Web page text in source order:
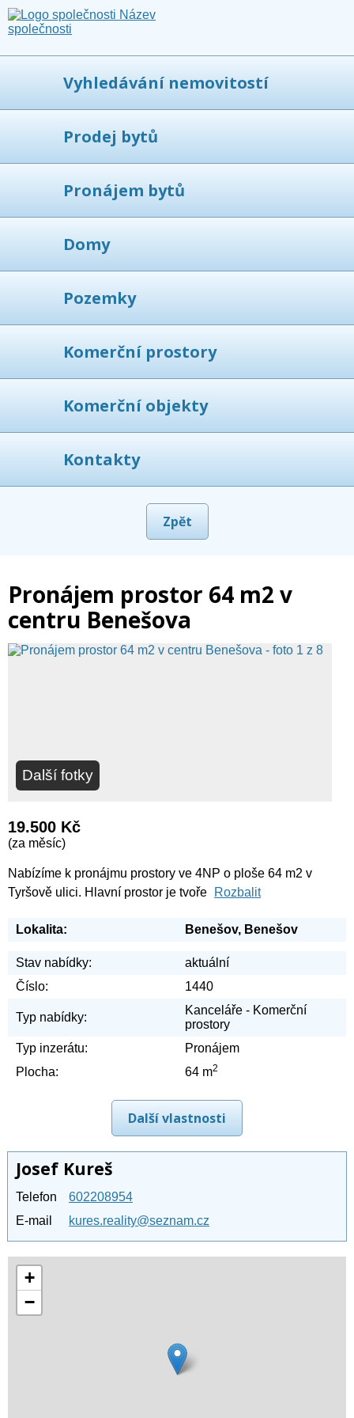
Vyhledávání nemovitostí
Prodej bytů
Pronájem bytů
Domy
Pozemky
Komerční prostory
Komerční objekty
Kontakty
Zpět
Pronájem prostor 64 m2 v
centru Benešova
Další fotky
19.500 Kč
(za měsíc)
Nabízíme k pronájmu prostory ve 4NP o ploše 64 m2 v
Tyršově ulici. Hlavní prostor je tvoře
Rozbalit
Lokalita: Benešov, Benešov
Stav nabídky:
aktuální
Číslo:
1440
Typ nabídky:
Kanceláře - Komerční
prostory
Typ inzerátu:
Pronájem
Plocha:
64 m2
Další vlastnosti
Josef Kureš
Telefon
602208954
E-mail
kures.reality@seznam.cz
+
−